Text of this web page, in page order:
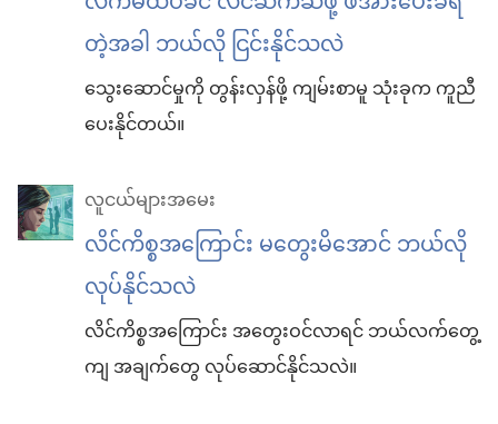
တဲ့အခါ ဘယ်လို ငြင်းနိုင်သလဲ
သွေးဆောင်မှုကို တွန်းလှန်ဖို့ ကျမ်းစာမူ သုံးခုက ကူညီ
ပေးနိုင်တယ်။
လူငယ်များအမေး
လိင်ကိစ္စအကြောင်း မတွေးမိအောင် ဘယ်လို
လုပ်နိုင်သလဲ
လိင်ကိစ္စအကြောင်း အတွေးဝင်လာရင် ဘယ်လက်တွေ့
ကျ အချက်တွေ လုပ်ဆောင်နိုင်သလဲ။